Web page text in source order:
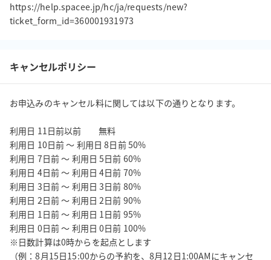
https://help.spacee.jp/hc/ja/requests/new?
キャンセルポリシー
お申込みのキャンセル料に関しては以下の通りとなります。
利用日 11日前以前         無料
利用日 10日前 ～ 利用日 8日前 50%
利用日 7日前 ～ 利用日 5日前 60%
利用日 4日前 ～ 利用日 4日前 70%
利用日 3日前 ～ 利用日 3日前 80%
利用日 2日前 ～ 利用日 2日前 90%
利用日 1日前 ～ 利用日 1日前 95%
利用日 0日前 ～ 利用日 0日前 100%
※日数計算は0時からを起点とします
（例：8月15日15:00からの予約を、8月12日1:00AMにキャンセ